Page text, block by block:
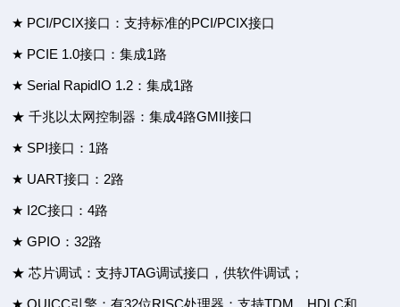
★ PCI/PCIX接口：支持标准的PCI/PCIX接口
★ PCIE 1.0接口：集成1路
★ Serial RapidIO 1.2：集成1路
★ 千兆以太网控制器：集成4路GMII接口
★ SPI接口：1路
★ UART接口：2路
★ I2C接口：4路
★ GPIO：32路
★ 芯片调试：支持JTAG调试接口，供软件调试；
★ QUICC引擎：有32位RISC处理器；支持TDM、HDLC和